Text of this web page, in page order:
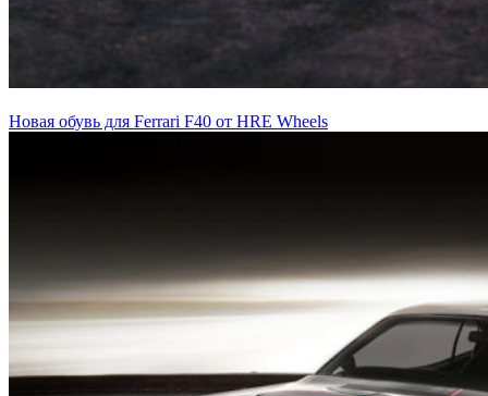
Новая обувь для Ferrari F40 от HRE Wheels